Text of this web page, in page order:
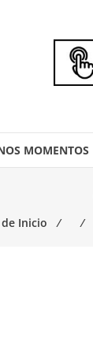
MOMENTOS
Inicio ⁄ ⁄